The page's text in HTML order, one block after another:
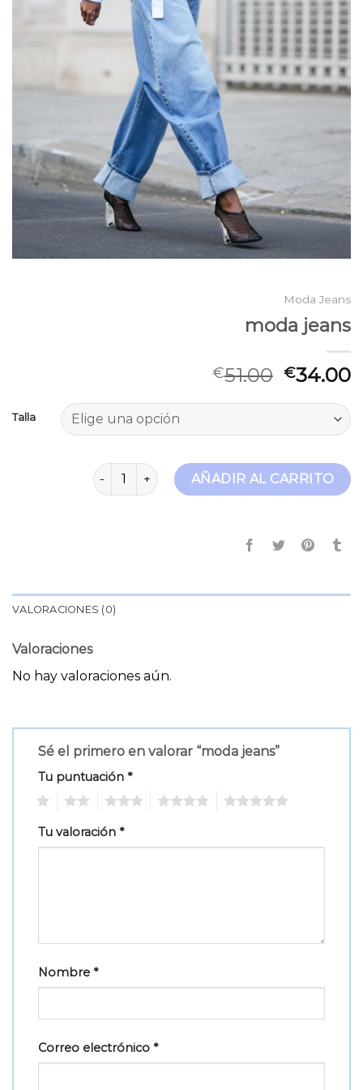
Moda Jeans
moda jeans
€51.00 €34.00
Talla
moda jeans cantidadAÑADIR AL CARRITO
VALORACIONES (0)
Valoraciones
No hay valoraciones aún.
Sé el primero en valorar “moda jeans”
Tu puntuación *
Tu valoración *
Nombre *
Correo electrónico *